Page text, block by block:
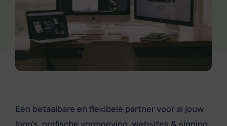
Een betaalbare en flexibele partner voor al jouw
logo’s, grafische vormgeving, websites & signing.